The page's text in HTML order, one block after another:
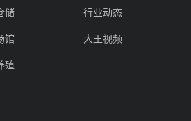
储
馆
殖
行业动态
大王视频